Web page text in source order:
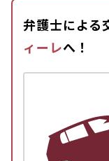
弁護士による
ィーレへ！